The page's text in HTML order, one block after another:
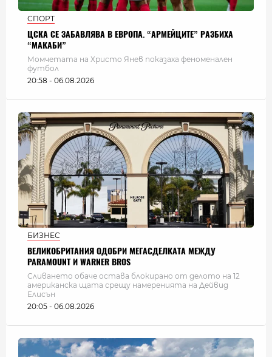
СПОРТ
ЦСКА СЕ ЗАБАВЛЯВА В ЕВРОПА. “АРМЕЙЦИТЕ” РАЗБИХА
“МАКАБИ”
Момчетата на Христо Янев показаха феноменален
футбол
20:58 - 06.08.2026
БИЗНЕС
ВЕЛИКОБРИТАНИЯ ОДОБРИ МЕГАСДЕЛКАТА МЕЖДУ
PARAMOUNT И WARNER BROS
Сливането обаче остава блокирано от делото на 12
американска щата срещу намеренията на Дейвид
Елисън
20:05 - 06.08.2026